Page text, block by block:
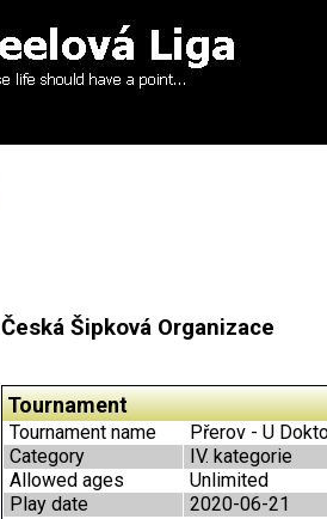
Česká Šipková Organizace
Tournament
Tournament name
Přerov - U
Category
IV. kategorie
Allowed ages
Unlimited
Play date
2020-06-21